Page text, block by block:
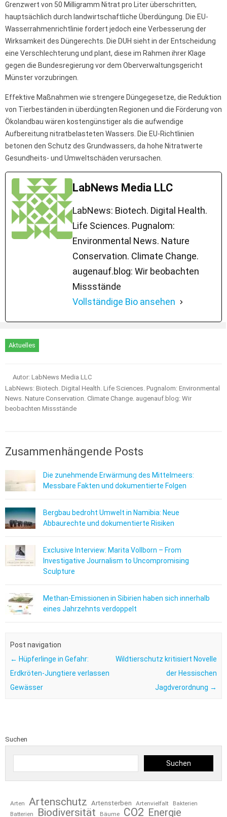
Grenzwert von 50 Milligramm Nitrat pro Liter überschritten,
hauptsächlich durch landwirtschaftliche Überdüngung. Die EU-
Wasserrahmenrichtlinie fordert jedoch eine Verbesserung der
Wirksamkeit des Düngerechts. Die DUH sieht in der Entscheidung
eine Verschlechterung und plant, diese im Rahmen ihrer Klage
gegen die Bundesregierung vor dem Oberverwaltungsgericht
Münster vorzubringen.
Effektive Maßnahmen wie strengere Düngegesetze, die Reduktion
von Tierbeständen in überdüngten Regionen und die Förderung von
Ökolandbau wären kostengünstiger als die aufwendige
Aufbereitung nitratbelasteten Wassers. Die EU-Richtlinien
betonen den Schutz des Grundwassers, da hohe Nitratwerte
Gesundheits- und Umweltschäden verursachen.
LabNews Media LLC
LabNews: Biotech. Digital Health.
Life Sciences. Pugnalom:
Environmental News. Nature
Conservation. Climate Change.
augenauf.blog: Wir beobachten
Missstände
Vollständige Bio ansehen
Aktuelles
Autor: LabNews Media LLC
LabNews: Biotech. Digital Health. Life Sciences. Pugnalom: Environmental
News. Nature Conservation. Climate Change. augenauf.blog: Wir
beobachten Missstände
Zusammenhängende Posts
Die zunehmende Erwärmung des Mittelmeers:
Messbare Fakten und dokumentierte Folgen
Bergbau bedroht Umwelt in Namibia: Neue
Abbaurechte und dokumentierte Risiken
Exclusive Interview: Marita Vollborn – From
Investigative Journalism to Uncompromising
Sculpture
Methan-Emissionen in Sibirien haben sich innerhalb
eines Jahrzehnts verdoppelt
Post navigation
← Hüpferlinge in Gefahr:
Erdkröten-Jungtiere verlassen
Gewässer
Wildtierschutz kritisiert Novelle
der Hessischen
Jagdverordnung →
Suchen
Suchen
Arten Artenschutz Artensterben Artenvielfalt
Bakterien
Batterien
Biodiversität Bäume CO2 Energie